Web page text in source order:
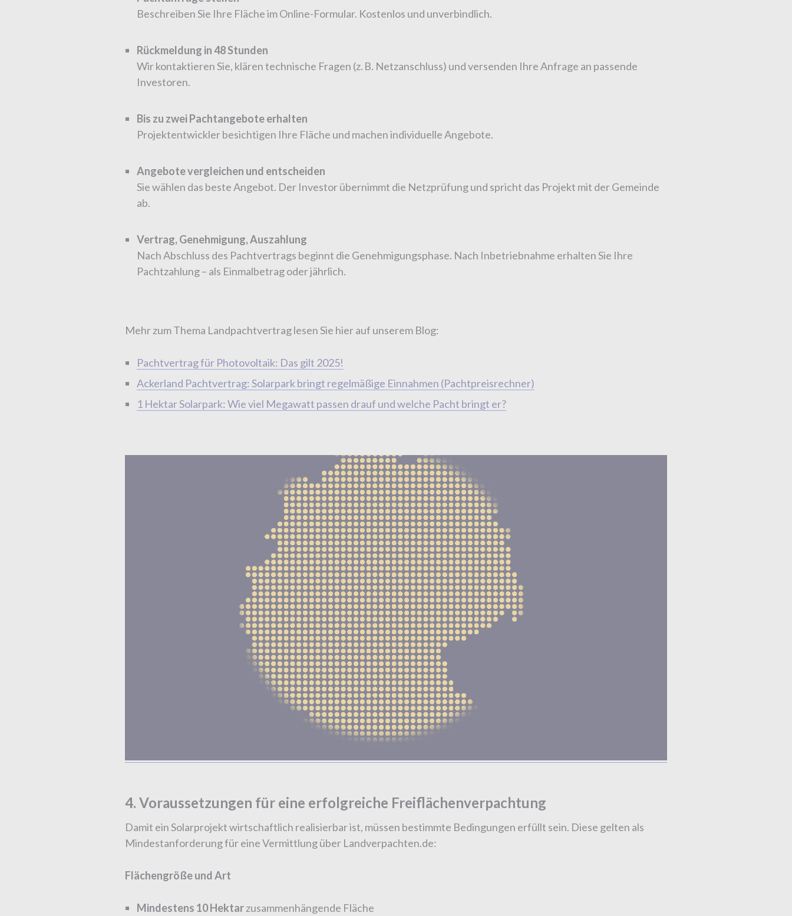
Beschreiben Sie Ihre Fläche im Online-Formular. Kostenlos und unverbindlich.
Rückmeldung in 48 Stunden
Wir kontaktieren Sie, klären technische Fragen (z. B. Netzanschluss) und versenden Ihre Anfrage an passende
Investoren.
Bis zu zwei Pachtangebote erhalten
Projektentwickler besichtigen Ihre Fläche und machen individuelle Angebote.
Angebote vergleichen und entscheiden
Sie wählen das beste Angebot. Der Investor übernimmt die Netzprüfung und spricht das Projekt mit der Gemeinde
ab.
Vertrag, Genehmigung, Auszahlung
Nach Abschluss des Pachtvertrags beginnt die Genehmigungsphase. Nach Inbetriebnahme erhalten Sie Ihre
Pachtzahlung – als Einmalbetrag oder jährlich.
Mehr zum Thema Landpachtvertrag lesen Sie hier auf unserem Blog:
Pachtvertrag für Photovoltaik: Das gilt 2025!
Ackerland Pachtvertrag: Solarpark bringt regelmäßige Einnahmen (Pachtpreisrechner)
1 Hektar Solarpark: Wie viel Megawatt passen drauf und welche Pacht bringt er?
4. Voraussetzungen für eine erfolgreiche Freiflächenverpachtung
Damit ein Solarprojekt wirtschaftlich realisierbar ist, müssen bestimmte Bedingungen erfüllt sein. Diese gelten als
Mindestanforderung für eine Vermittlung über Landverpachten.de:
Flächengröße und Art
Mindestens 10 Hektarzusammenhängende Fläche